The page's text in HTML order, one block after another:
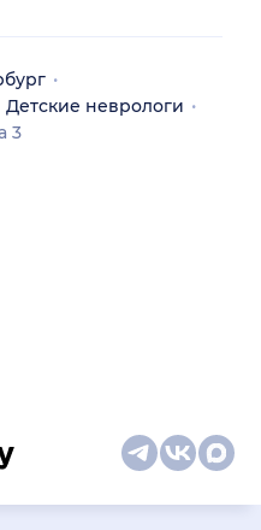
Детские неврологи
3